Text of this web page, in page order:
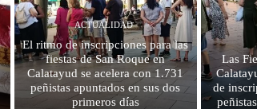
ACTUALIDAD
El ritmo de inscripciones para las
fiestas de San Roque en
Calatayud se acelera con 1.731
peñistas apuntados en sus dos
primeros días
Las
de